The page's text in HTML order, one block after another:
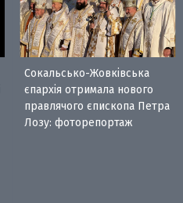
Сокальсько-Жовківська
єпархія отримала нового
правлячого єпископа Петра
Лозу: фоторепортаж